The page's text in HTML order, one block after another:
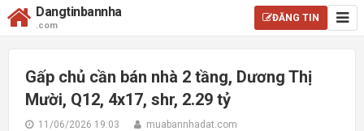
Dangtinbannha
.com
ĐĂNG TIN
Gấp chủ cần bán nhà 2 tầng, Dương Thị
Mười, Q12, 4x17, shr, 2.29 tỷ
11/06/2026 19:03 muabannhadat.com